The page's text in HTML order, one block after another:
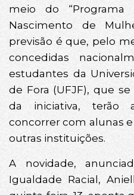
meio do “Programa
Nascimento de
previsão é que, pelo
concedidas
estudantes da
de Fora (UFJF), que
da iniciativa, terão
concorrer com alunas
outras instituições.
A novidade,
Igualdade Racial,